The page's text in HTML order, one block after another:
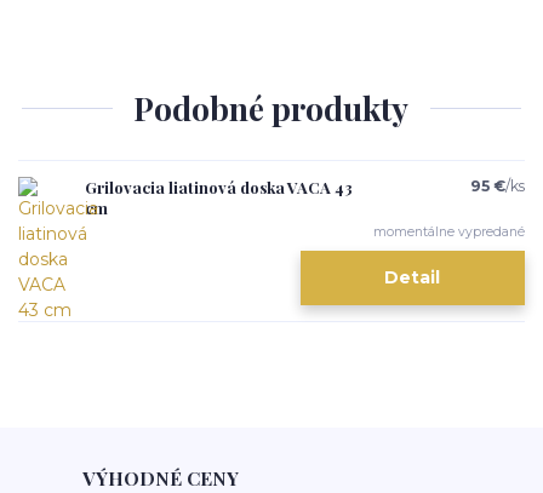
Podobné produkty
Grilovacia liatinová doska VACA 43
cm
95 €/ks
momentálne vypredané
Detail
VÝHODNÉ CENY